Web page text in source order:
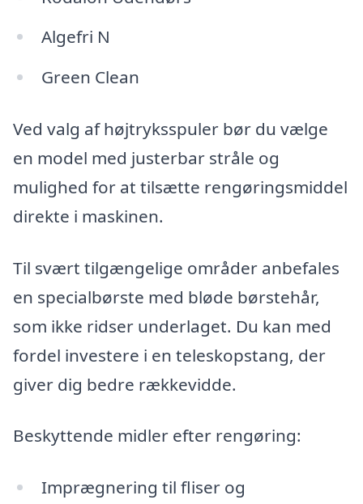
Algefri N
Green Clean
Ved valg af højtryksspuler bør du vælge
en model med justerbar stråle og
mulighed for at tilsætte rengøringsmiddel
direkte i maskinen.
Til svært tilgængelige områder anbefales
en specialbørste med bløde børstehår,
som ikke ridser underlaget. Du kan med
fordel investere i en teleskopstang, der
giver dig bedre rækkevidde.
Beskyttende midler efter rengøring:
Imprægnering til fliser og